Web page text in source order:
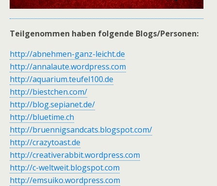
Teilgenommen haben folgende Blogs/Personen:
http://abnehmen-ganz-leicht.de
http://annalaute.wordpress.com
http://aquarium.teufel100.de
http://biestchen.com/
http://blog.sepianet.de/
http://bluetime.ch
http://bruennigsandcats.blogspot.com/
http://crazytoast.de
http://creativerabbit.wordpress.com
http://c-weltweit.blogspot.com
http://emsuiko.wordpress.com